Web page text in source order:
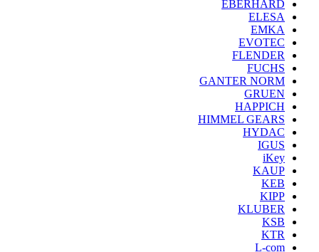
EBERHARD
ELESA
EMKA
EVOTEC
FLENDER
FUCHS
GANTER NORM
GRUEN
HAPPICH
HIMMEL GEARS
HYDAC
IGUS
iKey
KAUP
KEB
KIPP
KLUBER
KSB
KTR
L-com